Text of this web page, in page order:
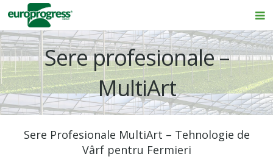
Acasă
Sere profesionale
Sere / Solarii
Sere profesionale –
MultiArt
Sere Profesionale MultiArt – Tehnologie de
Vârf pentru Fermieri